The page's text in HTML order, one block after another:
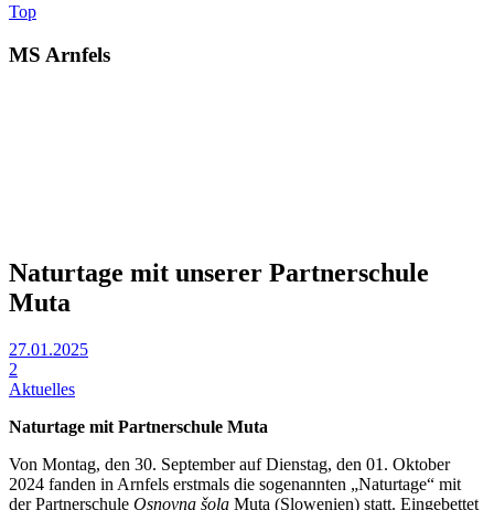
Top
MS Arnfels
Naturtage mit unserer Partnerschule
Muta
27.01.2025
2
Aktuelles
Naturtage mit Partnerschule Muta
Von Montag, den 30. September auf Dienstag, den 01. Oktober
2024 fanden in Arnfels erstmals die sogenannten „Naturtage“ mit
der Partnerschule Osnovna šola Muta (Slowenien) statt. Eingebettet